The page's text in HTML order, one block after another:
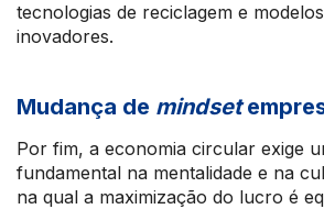
tecnologias de reciclagem e
inovadores.
Mudança de mindset
Por fim, a economia circular exige
fundamental na mentalidade e na
na qual a maximização do lucro é